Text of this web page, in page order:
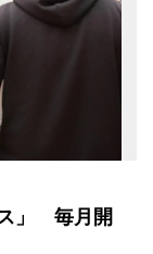
」 毎月開